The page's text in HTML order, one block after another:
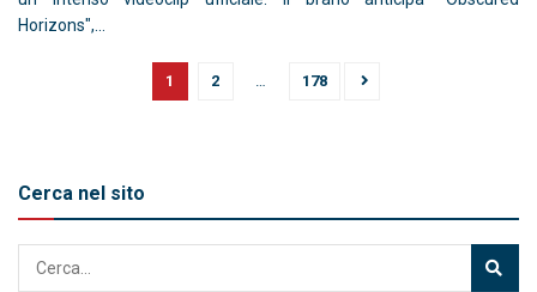
Horizons",...
1 2 … 178
Cerca nel sito